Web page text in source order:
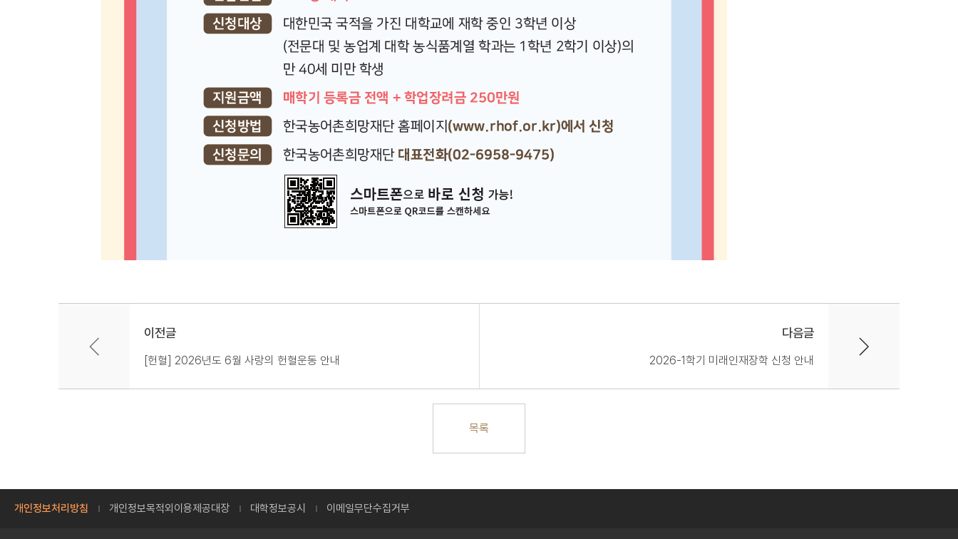
이전글
[헌혈] 2026년도 6월 사랑의 헌혈운동 안내
다음글
2026-1학기 미래인재장학 신청 안내
목록
개인정보처리방침 개인정보목적외이용제공대장 대학정보공시 이메일무단수집거부